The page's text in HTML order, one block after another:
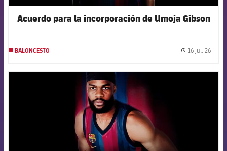
Acuerdo para la incorporación de Umoja Gibson
BALONCESTO 16 jul. 26
FCB Barcelona badge